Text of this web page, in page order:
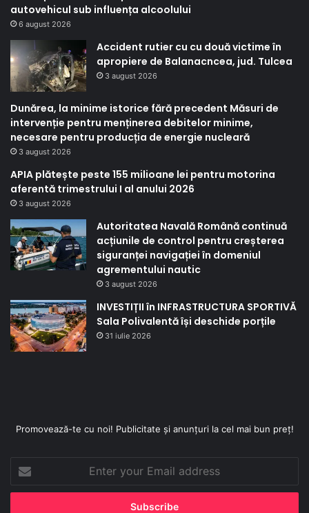
autovehicul sub influența alcoolului
6 august 2026
Accident rutier cu cu două victime în
apropiere de Balanacncea, jud. Tulcea
3 august 2026
Dunărea, la minime istorice fără precedent Măsuri de
intervenție pentru menținerea debitelor minime,
necesare pentru producția de energie nucleară
3 august 2026
APIA plătește peste 155 milioane lei pentru motorina
aferentă trimestrului I al anului 2026
3 august 2026
Autoritatea Navală Română continuă
acțiunile de control pentru creșterea
siguranței navigației în domeniul
agrementului nautic
3 august 2026
INVESTIȚII în INFRASTRUCTURA SPORTIVĂ
Sala Polivalentă își deschide porțile
31 iulie 2026
Promovează-te cu noi! Publicitate și anunțuri la cel mai bun preț!
Enter
your
Email